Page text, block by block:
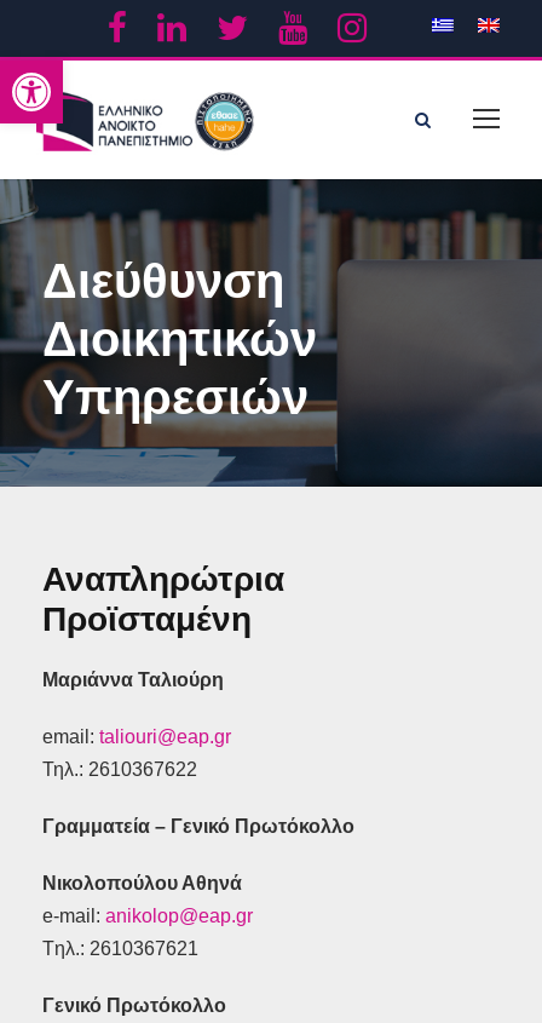
Ανοίξτε τη γραμμή εργαλείων
Διεύθυνση
Διοικητικών
Υπηρεσιών
Αναπληρώτρια
Προϊσταμένη
Μαριάννα Ταλιούρη
email: taliouri@eap.gr
Τηλ.: 2610367622
Γραμματεία – Γενικό Πρωτόκολλο
Νικολοπούλου Αθηνά
e-mail: anikolop@eap.gr
Tηλ.: 2610367621
Γενικό Πρωτόκολλο